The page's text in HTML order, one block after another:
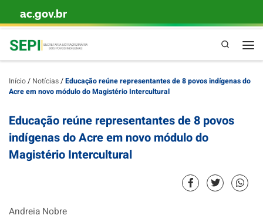
Skip to content
ac.gov.br
Pesquisa
Início/ Notícias/Educação reúne representantes de 8 povos indígenas do
Acre em novo módulo do Magistério Intercultural
Educação reúne representantes de 8 povos
indígenas do Acre em novo módulo do
Magistério Intercultural
Andreia Nobre